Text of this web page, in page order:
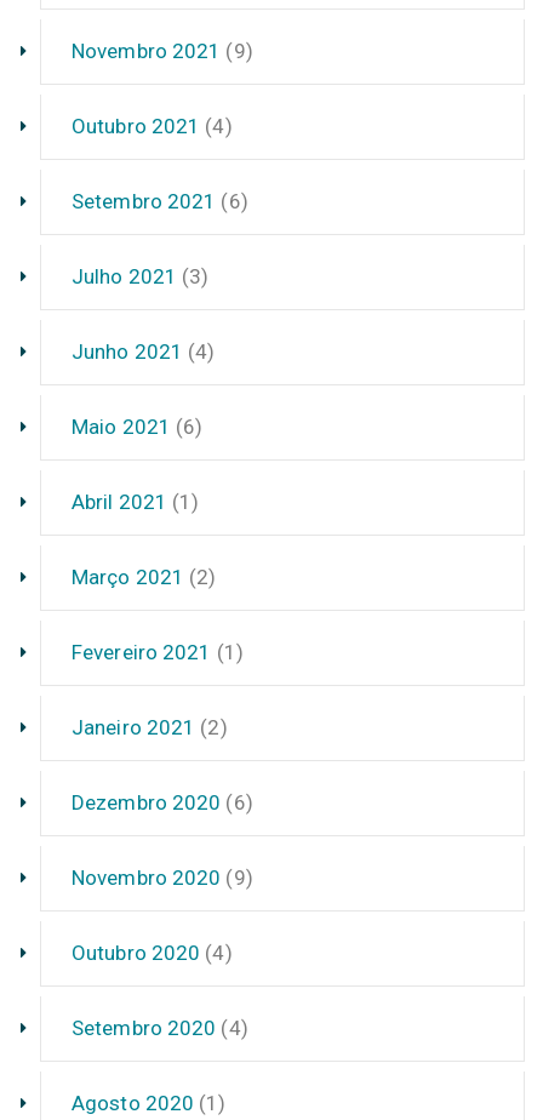
Novembro 2021 (9)
Outubro 2021 (4)
Setembro 2021 (6)
Julho 2021 (3)
Junho 2021 (4)
Maio 2021 (6)
Abril 2021 (1)
Março 2021 (2)
Fevereiro 2021 (1)
Janeiro 2021 (2)
Dezembro 2020 (6)
Novembro 2020 (9)
Outubro 2020 (4)
Setembro 2020 (4)
Agosto 2020 (1)